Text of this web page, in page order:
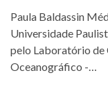
Paula Baldassin
Universidade
pelo Laboratório de
Oceanográfico -…